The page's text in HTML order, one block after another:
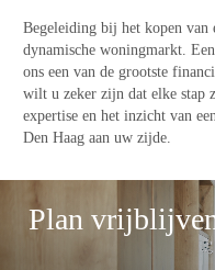
Begeleiding bij het kopen
dynamische woningmarkt.
ons een van de grootste
wilt u zeker zijn dat elke stap
expertise en het inzicht van
Den Haag aan uw zijde.
Plan